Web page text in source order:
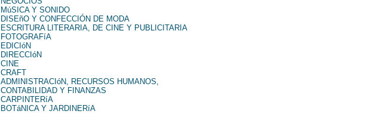
MúSICA Y SONIDO
DISEñO Y CONFECCIÓN DE MODA
ESCRITURA LITERARIA, DE CINE Y PUBLICITARIA
FOTOGRAFíA
EDICIóN
DIRECCIóN
CINE
CRAFT
ADMINISTRACIóN, RECURSOS HUMANOS,
CONTABILIDAD Y FINANZAS
CARPINTERíA
BOTáNICA Y JARDINERíA